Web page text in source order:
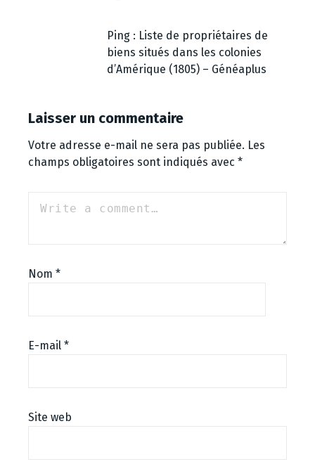
Ping : Liste de propriétaires de
biens situés dans les colonies
d’Amérique (1805) – Généaplus
Laisser un commentaire
Votre adresse e-mail ne sera pas publiée. Les
champs obligatoires sont indiqués avec *
Nom *
E-mail *
Site web